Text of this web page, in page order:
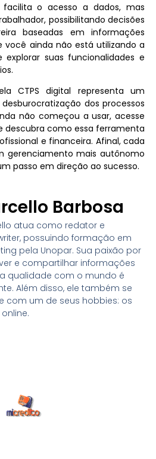
o acesso a dados, mas
possibilitando decisões
baseadas em informações
você ainda não está utilizando a
explorar suas funcionalidades e
CTPS digital representa um
dos processos
não começou a usar, acesse
descubra como essa ferramenta
e financeira. Afinal, cada
gerenciamento mais autônomo
passo em direção ao sucesso.
Barbosa
atua como redator e
possuindo formação em
pela Unopar. Sua paixão por
e compartilhar informações
qualidade com o mundo é
Além disso, ele também se
com um de seus hobbies: os